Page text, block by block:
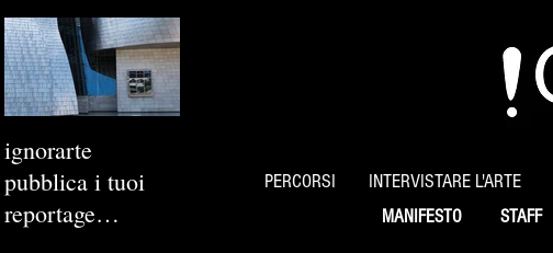
ignorarte
pubblica i tuoi
reportage
PERCORSI INTERVISTARE L'ARTE
MANIFESTO STAFF